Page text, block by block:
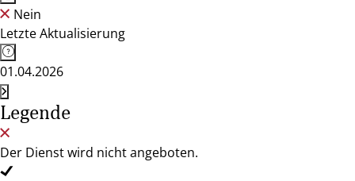
Nein
Letzte Aktualisierung
01.04.2026
Legende
Der Dienst wird nicht angeboten.